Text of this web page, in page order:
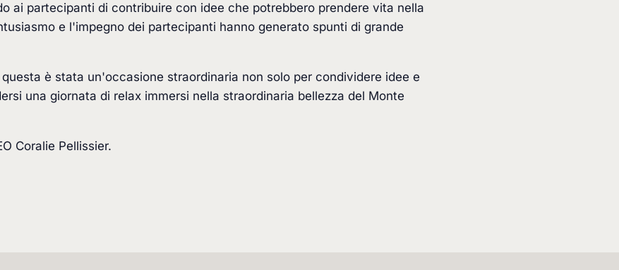
ai partecipanti di contribuire con idee che potrebbero prendere vita nella
e l'impegno dei partecipanti hanno generato spunti di grande
è stata un'occasione straordinaria non solo per condividere idee e
una giornata di relax immersi nella straordinaria bellezza del Monte
Coralie Pellissier.